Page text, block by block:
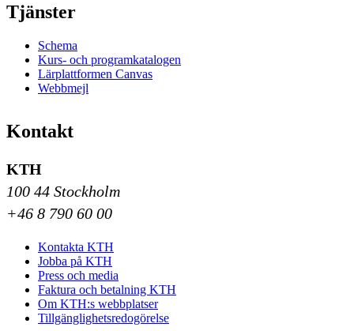
Tjänster
Schema
Kurs- och programkatalogen
Lärplattformen Canvas
Webbmejl
Kontakt
KTH
100 44 Stockholm
+46 8 790 60 00
Kontakta KTH
Jobba på KTH
Press och media
Faktura och betalning KTH
Om KTH:s webbplatser
Tillgänglighetsredogörelse